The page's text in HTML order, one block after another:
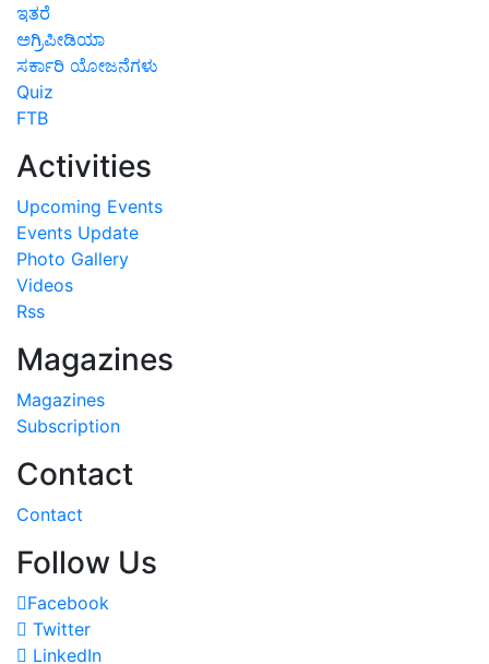
ಇತರೆ
ಅಗ್ರಿಪೀಡಿಯಾ
ಸರ್ಕಾರಿ ಯೋಜನೆಗಳು
Quiz
FTB
Activities
Upcoming Events
Events Update
Photo Gallery
Videos
Rss
Magazines
Magazines
Subscription
Contact
Contact
Follow Us
Facebook
Twitter
LinkedIn